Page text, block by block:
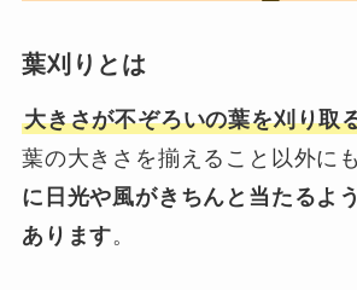
葉刈りとは
大きさが不ぞろいの葉を刈り取
葉の大きさを揃えること以外にも
に日光や風がきちんと当たるよ
あります。